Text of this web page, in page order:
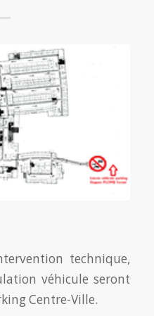
technique,
véhicule seront
Centre-Ville.